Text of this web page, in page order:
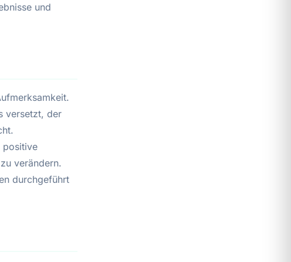
und
versetzt, der
positive
verändern.
durchgeführt